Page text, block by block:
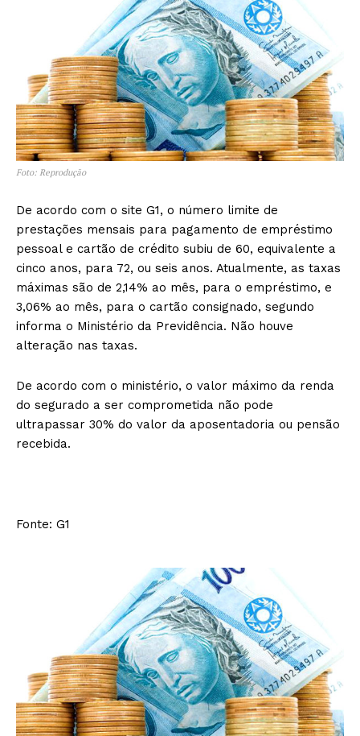
Foto: Reprodução
De acordo com o site G1, o número limite de
prestações mensais para pagamento de empréstimo
pessoal e cartão de crédito subiu de 60, equivalente a
cinco anos, para 72, ou seis anos. Atualmente, as taxas
máximas são de 2,14% ao mês, para o empréstimo, e
3,06% ao mês, para o cartão consignado, segundo
informa o Ministério da Previdência. Não houve
alteração nas taxas.
De acordo com o ministério, o valor máximo da renda
do segurado a ser comprometida não pode
ultrapassar 30% do valor da aposentadoria ou pensão
recebida.
Fonte: G1